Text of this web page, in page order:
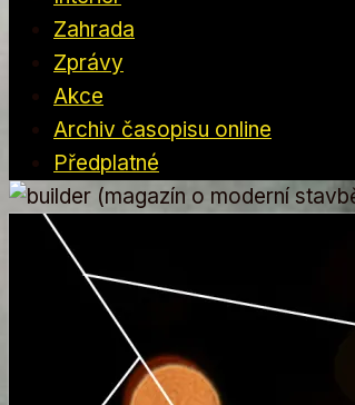
Zahrada
Zprávy
Akce
Archiv časopisu online
Předplatné